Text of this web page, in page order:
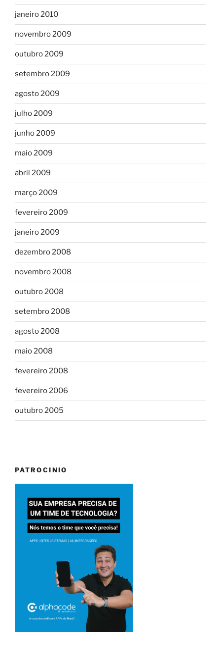
janeiro 2010
novembro 2009
outubro 2009
setembro 2009
agosto 2009
julho 2009
junho 2009
maio 2009
abril 2009
março 2009
fevereiro 2009
janeiro 2009
dezembro 2008
novembro 2008
outubro 2008
setembro 2008
agosto 2008
maio 2008
fevereiro 2008
fevereiro 2006
outubro 2005
PATROCINIO